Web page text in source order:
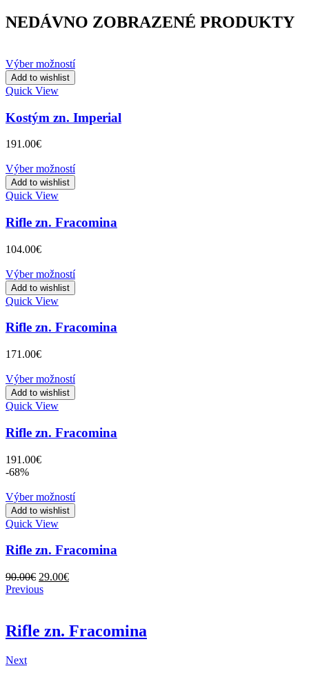
NEDÁVNO ZOBRAZENÉ PRODUKTY
Výber možností
Add to wishlist
Quick View
Kostým zn. Imperial
191.00€
Výber možností
Add to wishlist
Quick View
Rifle zn. Fracomina
104.00€
Výber možností
Add to wishlist
Quick View
Rifle zn. Fracomina
171.00€
Výber možností
Add to wishlist
Quick View
Rifle zn. Fracomina
191.00€
-68%
Výber možností
Add to wishlist
Quick View
Rifle zn. Fracomina
90.00€ Original
price
29.00€Current
Previous
Rifle zn. Fracomina
Next